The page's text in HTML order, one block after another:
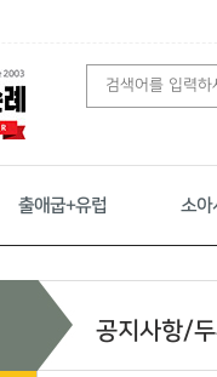
출애굽+유럽 소아
공지사항/